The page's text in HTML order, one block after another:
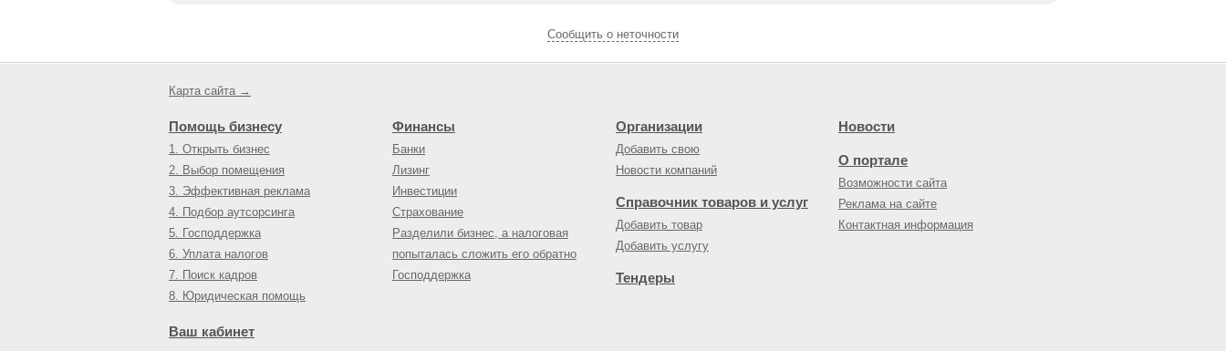
Cообщить о неточности
Карта сайта →
Помощь бизнесу
1. Открыть бизнес
2. Выбор помещения
3. Эффективная реклама
4. Подбор аутсорсинга
5. Господдержка
6. Уплата налогов
7. Поиск кадров
8. Юридическая помощь
Финансы
Банки
Лизинг
Инвестиции
Страхование
Разделили бизнес, а налоговая
попыталась сложить его обратно
Господдержка
Организации
Добавить свою
Новости компаний
Справочник товаров и услуг
Добавить товар
Добавить услугу
Тендеры
Новости
О портале
Возможности сайта
Реклама на сайте
Контактная информация
Ваш кабинет